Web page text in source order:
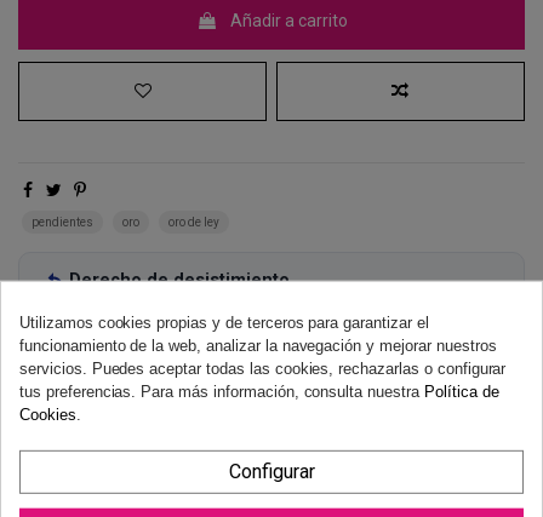
Añadir a carrito
pendientes oro oro de ley
Derecho de desistimiento
necesidad de justificación.Más información
Utilizamos cookies propias y de terceros para garantizar el
funcionamiento de la web, analizar la navegación y mejorar nuestros
servicios. Puedes aceptar todas las cookies, rechazarlas o configurar
tus preferencias. Para más información, consulta nuestra Política de
Cookies
Configurar